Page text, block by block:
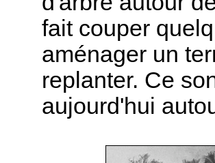
fait couper
aménager un
replanter. Ce
aujourd'hui